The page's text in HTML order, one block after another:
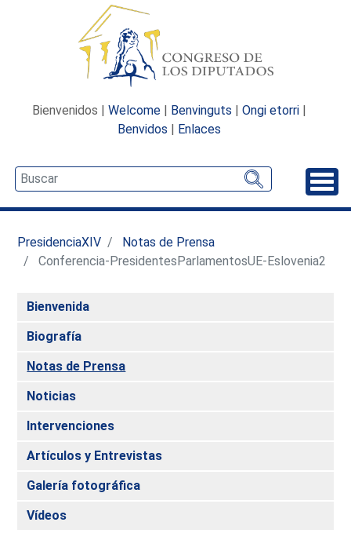
Bienvenidos | Welcome | Benvinguts | Ongi etorri |
Benvidos | Enlaces
PresidenciaXIV
Notas de Prensa
Conferencia-PresidentesParlamentosUE-Eslovenia2
Bienvenida
Biografía
Notas de Prensa
Noticias
Intervenciones
Artículos y Entrevistas
Galería fotográfica
Vídeos